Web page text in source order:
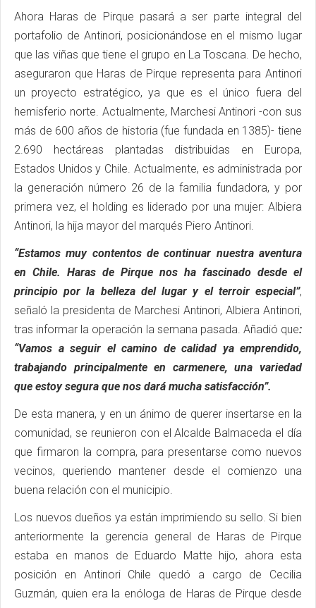
Ahora Haras de Pirque pasará a ser parte integral del
portafolio de Antinori, posicionándose en el mismo lugar
que las viñas que tiene el grupo en La Toscana. De hecho,
aseguraron que Haras de Pirque representa para Antinori
un proyecto estratégico, ya que es el único fuera del
hemisferio norte. Actualmente, Marchesi Antinori -con sus
más de 600 años de historia (fue fundada en 1385)- tiene
2.690 hectáreas plantadas distribuidas en Europa,
Estados Unidos y Chile. Actualmente, es administrada por
la generación número 26 de la familia fundadora, y por
primera vez, el holding es liderado por una mujer: Albiera
Antinori, la hija mayor del marqués Piero Antinori.
“Estamos muy contentos de continuar nuestra aventura
en Chile. Haras de Pirque nos ha fascinado desde el
principio por la belleza del lugar y el terroir especial”,
señaló la presidenta de Marchesi Antinori, Albiera Antinori,
tras informar la operación la semana pasada. Añadió que:
“Vamos a seguir el camino de calidad ya emprendido,
trabajando principalmente en carmenere, una variedad
que estoy segura que nos dará mucha satisfacción”.
De esta manera, y en un ánimo de querer insertarse en la
comunidad, se reunieron con el Alcalde Balmaceda el día
que firmaron la compra, para presentarse como nuevos
vecinos, queriendo mantener desde el comienzo una
buena relación con el municipio.
Los nuevos dueños ya están imprimiendo su sello. Si bien
anteriormente la gerencia general de Haras de Pirque
estaba en manos de Eduardo Matte hijo, ahora esta
posición en Antinori Chile quedó a cargo de Cecilia
Guzmán, quien era la enóloga de Haras de Pirque desde